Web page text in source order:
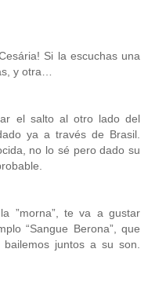
Si la escuchas una
y otra…
el salto al otro lado del
ya a través de Brasil.
no lo sé pero dado su
”morna”, te va a gustar
“Sangue Berona”, que
juntos a su son.